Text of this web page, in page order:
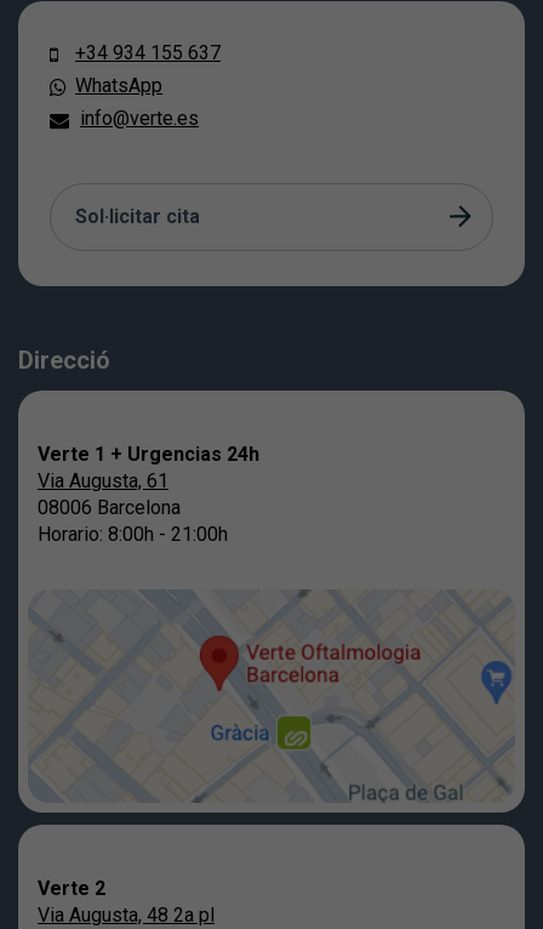
+34 934 155 637
WhatsApp
info@verte.es
Sol·licitar cita
Direcció
Verte 1 + Urgencias 24h
Via Augusta, 61
08006 Barcelona
Horario: 8:00h - 21:00h
Verte 2
Via Augusta, 48 2a pl